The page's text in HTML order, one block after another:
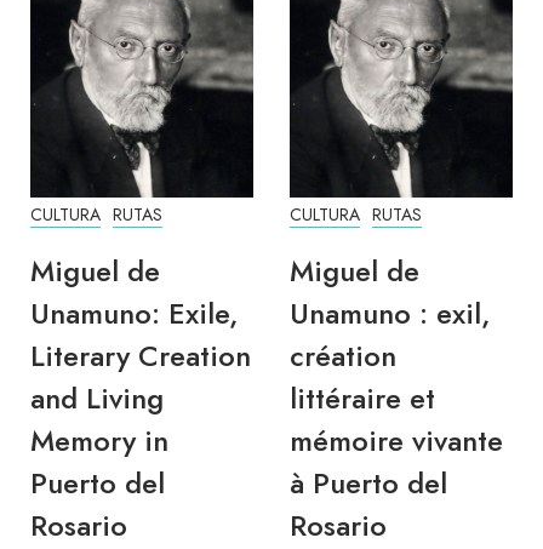
CULTURA RUTAS
Miguel de
Unamuno: Exile,
Literary Creation
and Living
Memory in
Puerto del
Rosario
CULTURA RUTAS
Miguel de
Unamuno : exil,
création
littéraire et
mémoire vivante
à Puerto del
Rosario